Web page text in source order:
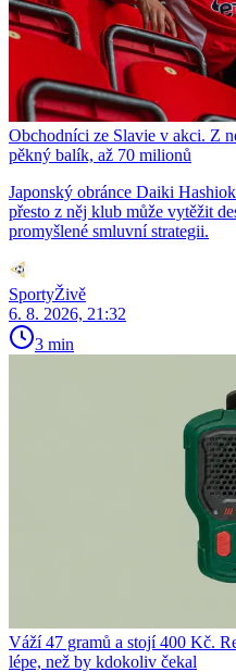
Obchodníci ze Slavie v akci. Z
pěkný balík, až 70 milionů
Japonský obránce Daiki
přesto z něj klub může vytěžit
promyšlené smluvní strategii.
SportyŽivě
6. 8. 2026, 21:32
3 min
Váží 47 gramů a stojí 400 Kč.
lépe, než by kdokoliv čekal